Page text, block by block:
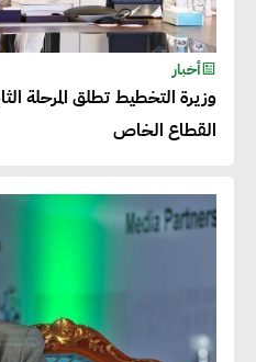
أخبار
وزيرة التخطيط تطلق المرحلة
القطاع الخاص